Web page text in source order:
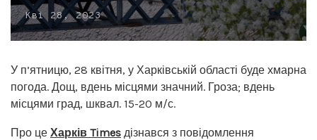
Кві 28, 2023
У п’ятницю, 28 квітня, у Харківській області буде хмарна
погода. Дощ, вдень місцями значний. Гроза; вдень
місцями град, шквал. 15-20 м/с.
Про це Харків Times дізнався з повідомлення